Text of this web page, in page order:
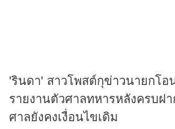
'รินดา' สาวโพสต์กุข่าวนายกโอ
รายงานตัวศาลทหารหลังครบฝ
ศาลยังคงเงื่อนไขเดิม